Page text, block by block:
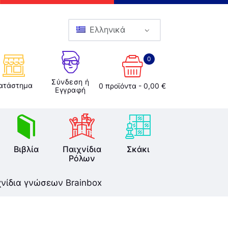
Ελληνικά
Σύνδεση ή
Εγγραφή
0 προϊόντα - 0,00 €
0
Βιβλία
Παιχνίδια
Ρόλων
Σκάκι
γνώσεων Brainbox